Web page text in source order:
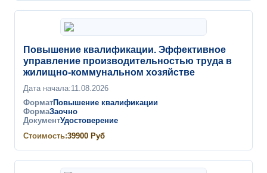
Повышение квалификации. Эффективное
управление производительностью труда в
жилищно-коммунальном хозяйстве
Дата начала:11.08.2026
ФорматПовышение квалификации
ФормаЗаочно
ДокументУдостоверение
Стоимость:39900 Руб